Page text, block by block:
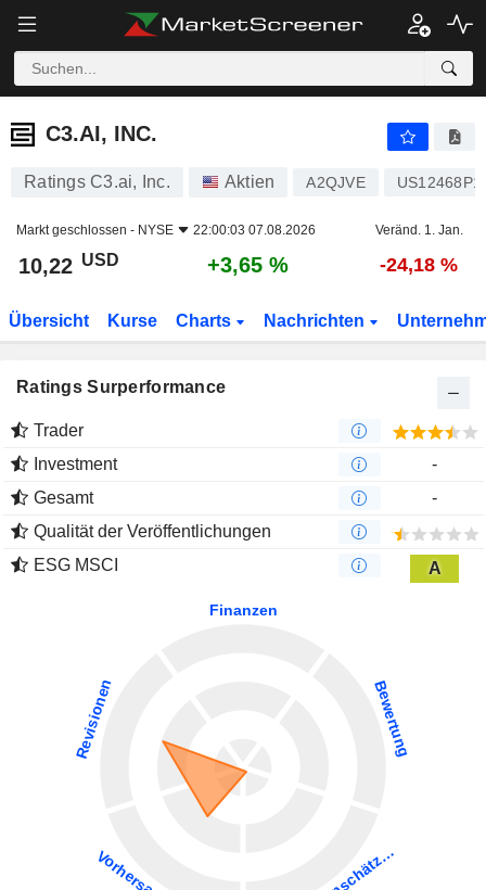
C3.AI, INC.
C3.AI, INC.
Ratings C3.ai, Inc. Aktien A2QJVE
Markt geschlossen - NYSE 22:00:03 07.08.2026 Veränd. 1. Jan.
10,22 USD +3,65 % -24,18 %
Übersicht Kurse Charts Nachrichten
Ratings Surperformance
Trader
Investment
-
Gesamt
-
Qualität der Veröffentlichungen
ESG MSCI
A